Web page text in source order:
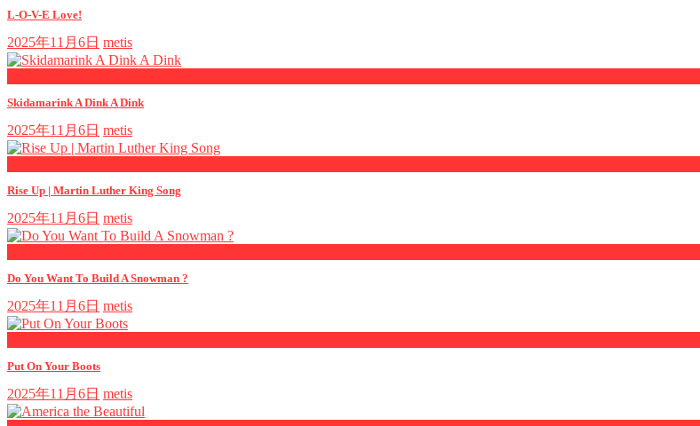
L-O-V-E Love!
2025年11月6日 metis
Skidamarink A Dink A Dink
2025年11月6日 metis
Rise Up | Martin Luther King Song
2025年11月6日 metis
Do You Want To Build A Snowman ?
2025年11月6日 metis
Put On Your Boots
2025年11月6日 metis